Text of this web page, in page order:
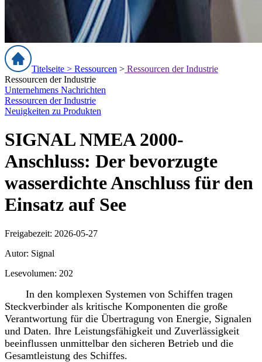
Titelseite > Ressourcen > Ressourcen der Industrie
Ressourcen der Industrie
Unternehmens Nachrichten
Ressourcen der Industrie
Neuigkeiten zu Produkten
SIGNAL NMEA 2000-
Anschluss: Der bevorzugte
wasserdichte Anschluss für den
Einsatz auf See
Freigabezeit: 2026-05-27
Autor: Signal
Lesevolumen: 202
In den komplexen Systemen von Schiffen tragen
Steckverbinder als kritische Komponenten die große
Verantwortung für die Übertragung von Energie, Signalen
und Daten. Ihre Leistungsfähigkeit und Zuverlässigkeit
beeinflussen unmittelbar den sicheren Betrieb und die
Gesamtleistung des Schiffes.